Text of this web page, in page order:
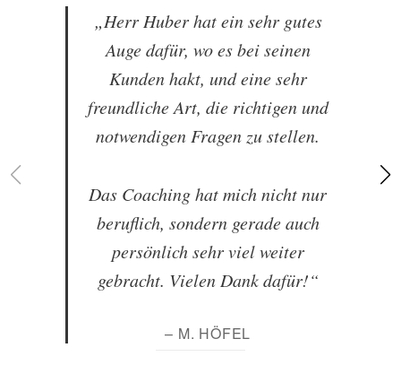
„Herr Huber hat ein sehr gutes
Auge dafür, wo es bei seinen
Kunden hakt, und eine sehr
freundliche Art, die richtigen und
notwendigen Fragen zu stellen.
Das Coaching hat mich nicht nur
beruflich, sondern gerade auch
persönlich sehr viel weiter
gebracht. Vielen Dank dafür!“
– M. HÖFEL